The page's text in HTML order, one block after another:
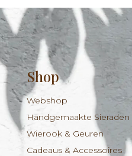
Shop
Webshop
Handgemaakte Sieraden
Wierook & Geuren
Cadeaus & Accessoires